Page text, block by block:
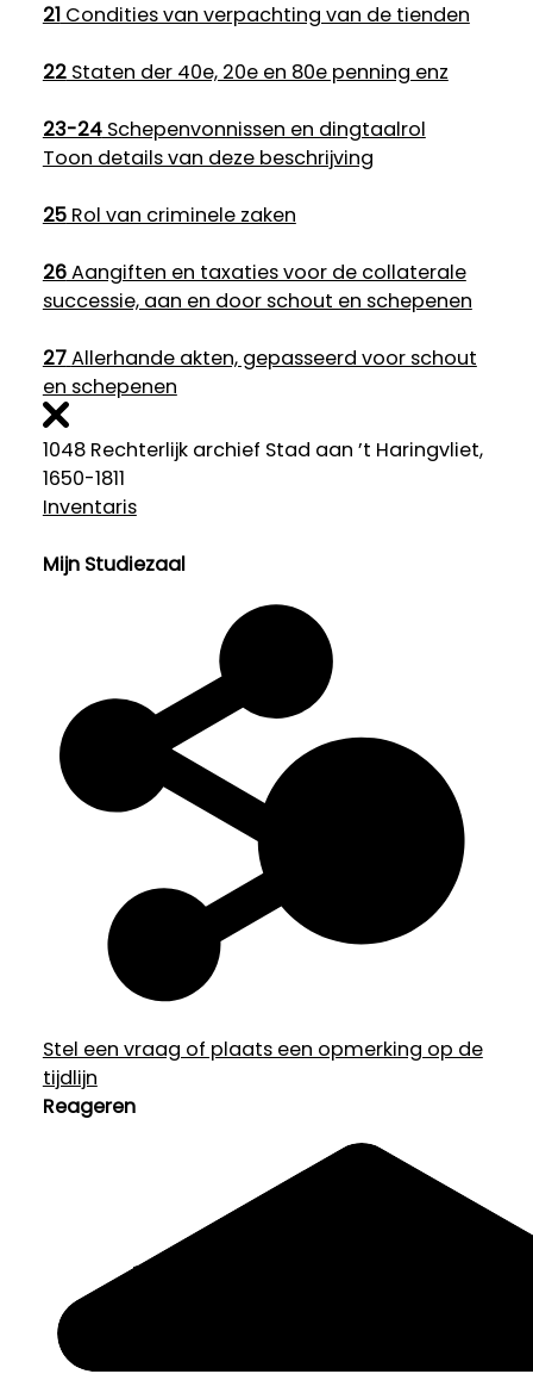
21Condities van verpachting van de tienden
22Staten der 40e, 20e en 80e penning enz
23-24Schepenvonnissen en dingtaalrol
Toon details van deze beschrijving
25Rol van criminele zaken
26Aangiften en taxaties voor de collaterale
successie, aan en door schout en schepenen
27Allerhande akten, gepasseerd voor schout
en schepenen
1048 Rechterlijk archief Stad aan ’t Haringvliet,
1650-1811
Inventaris
Mijn Studiezaal
Stel een vraag of plaats een opmerking op de
tijdlijn
Reageren